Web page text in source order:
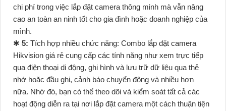
chi phí trong việc lắp đặt camera thông minh mà vẫn nâng
cao an toàn an ninh tốt cho gia đình hoặc doanh nghiệp của
mình.
✱ 5: Tích hợp nhiều chức năng: Combo lắp đặt camera
Hikvision giá rẻ cung cấp các tính năng như xem trực tiếp
qua điện thoại di động, ghi hình và lưu trữ dữ liệu qua thẻ
nhớ hoặc đầu ghi, cảnh báo chuyển động và nhiều hơn
nữa. Nhờ đó, bạn có thể theo dõi và kiểm soát tất cả các
hoạt động diễn ra tại nơi lắp đặt camera một cách thuận tiện